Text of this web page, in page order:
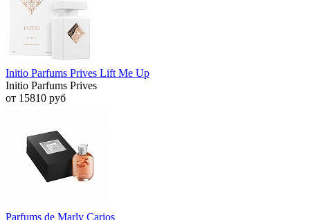
Initio Parfums Prives Lift Me Up
Initio Parfums Prives
от 15810 руб
Parfums de Marly Carios